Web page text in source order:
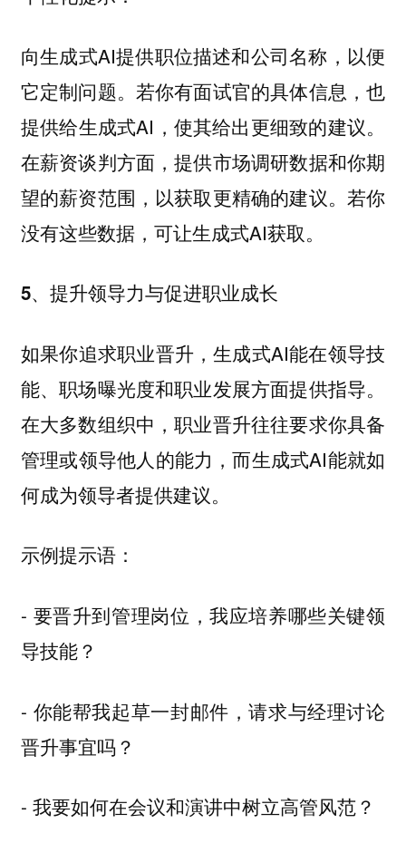
向生成式AI提供职位描述和公司名称，以便
它定制问题。若你有面试官的具体信息，也
提供给生成式AI，使其给出更细致的建议。
在薪资谈判方面，提供市场调研数据和你期
望的薪资范围，以获取更精确的建议。若你
没有这些数据，可让生成式AI获取。
5、提升领导力与促进职业成长
如果你追求职业晋升，生成式AI能在领导技
能、职场曝光度和职业发展方面提供指导。
在大多数组织中，职业晋升往往要求你具备
管理或领导他人的能力，而生成式AI能就如
何成为领导者提供建议。
示例提示语：
- 要晋升到管理岗位，我应培养哪些关键领
导技能？
- 你能帮我起草一封邮件，请求与经理讨论
晋升事宜吗？
- 我要如何在会议和演讲中树立高管风范？